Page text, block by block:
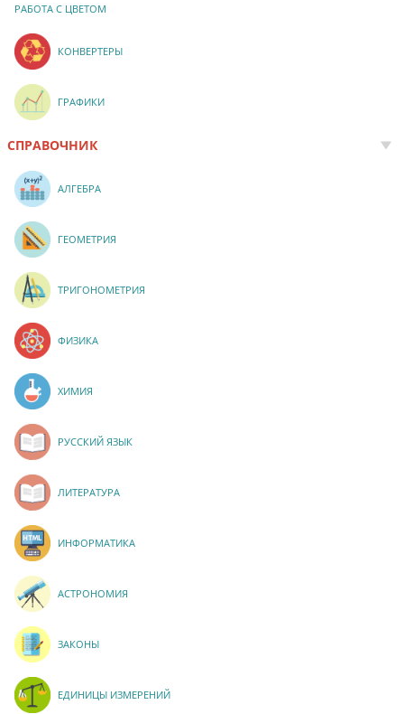
РАБОТА С ЦВЕТОМ
КОНВЕРТЕРЫ
ГРАФИКИ
СПРАВОЧНИК
АЛГЕБРА
ГЕОМЕТРИЯ
ТРИГОНОМЕТРИЯ
ФИЗИКА
ХИМИЯ
РУССКИЙ ЯЗЫК
ЛИТЕРАТУРА
ИНФОРМАТИКА
АСТРОНОМИЯ
ЗАКОНЫ
ЕДИНИЦЫ ИЗМЕРЕНИЙ